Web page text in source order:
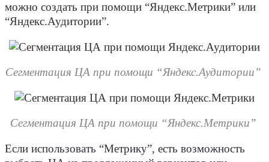
можно создать при помощи “Яндекс.Метрики” или
“Яндекс.Аудитории”.
Сегментация ЦА при помощи “Яндекс.Аудитории”
Сегментация ЦА при помощи “Яндекс.Метрики”
Если использовать “Метрику”, есть возможность